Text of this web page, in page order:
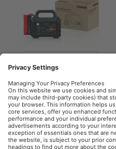
BATTERYstart PRO
3000
Lithiový [...] číst víc
OSRAM Automotive na sociální síti